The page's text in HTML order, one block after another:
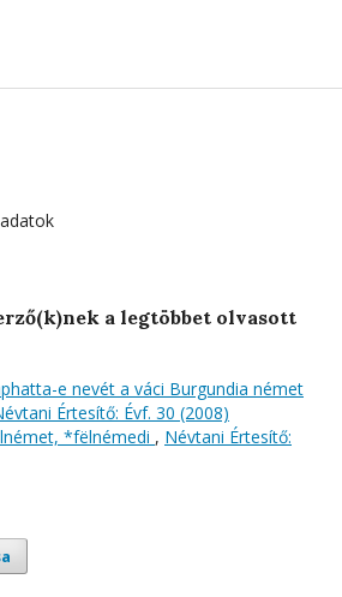
a legtöbbet olvasott
e nevét a váci Burgundia német
Értesítő: Évf. 30 (2008)
*fëlnémedi , Névtani Értesítő: